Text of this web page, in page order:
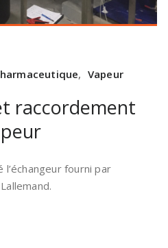
, Vapeur
raccordement
fourni par